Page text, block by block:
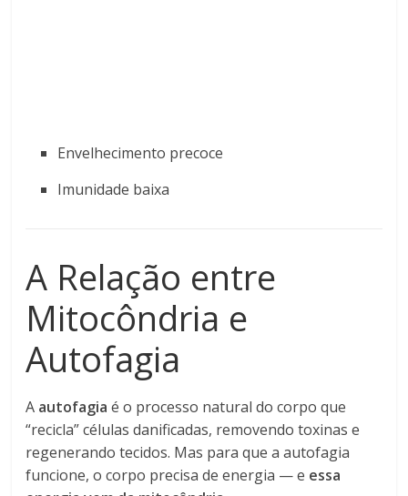
Envelhecimento precoce
Imunidade baixa
A Relação entre
Mitocôndria e
Autofagia
A autofagia é o processo natural do corpo que
“recicla” células danificadas, removendo toxinas e
regenerando tecidos. Mas para que a autofagia
funcione, o corpo precisa de energia — e essa